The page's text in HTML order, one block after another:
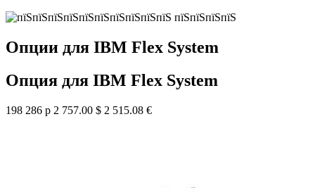
Опции для IBM Flex System
Опция для IBM Flex System
198 286 р 2 757.00 $ 2 515.08 €